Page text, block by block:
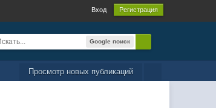
Вход Регистрация
Google поиск
Просмотр новых публикаций